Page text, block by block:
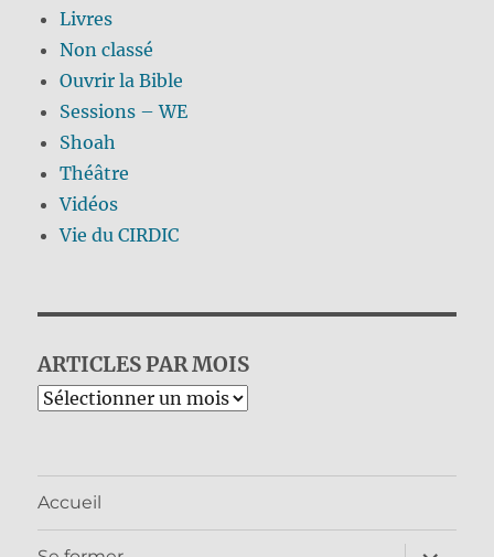
Livres
Non classé
Ouvrir la Bible
Sessions – WE
Shoah
Théâtre
Vidéos
Vie du CIRDIC
ARTICLES PAR MOIS
Archives
Accueil
ouvrir